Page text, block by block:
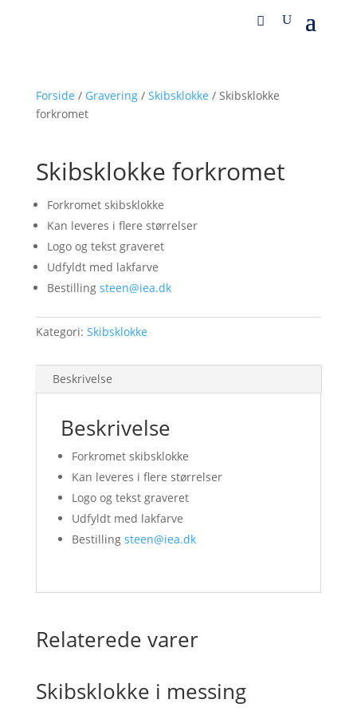
Forside / Gravering/ Skibsklokke / Skibsklokke
forkromet
Skibsklokke forkromet
Forkromet skibsklokke
Kan leveres i flere størrelser
Logo og tekst graveret
Udfyldt med lakfarve
Bestilling steen@iea.dk
Kategori: Skibsklokke
Beskrivelse
Beskrivelse
Forkromet skibsklokke
Kan leveres i flere størrelser
Logo og tekst graveret
Udfyldt med lakfarve
Bestilling steen@iea.dk
Relaterede varer
Skibsklokke i messing